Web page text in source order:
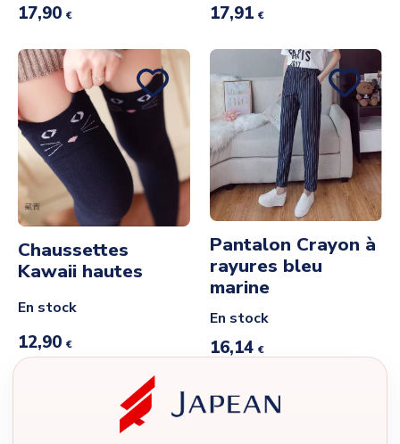
17,90 € 17,91 €
Chaussettes
Kawaii hautes
En stock
12,90 €
Pantalon Crayon à
rayures bleu
marine
En stock
16,14 €